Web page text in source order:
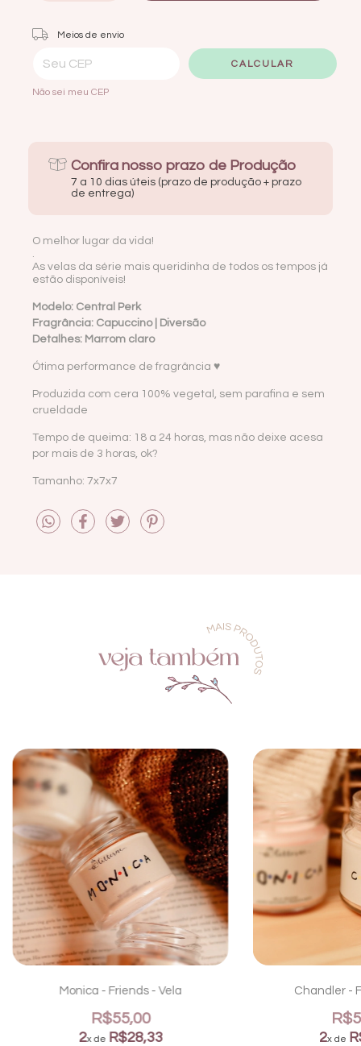
Entregas para o CEP:
Meios de envio
CALCULAR
Não sei meu CEP
Confira nosso prazo de Produção
7 a 10 dias úteis (prazo de produção + prazo
de entrega)
O melhor lugar da vida!
.
As velas da série mais queridinha de todos os tempos já
estão disponíveis!
Modelo: Central Perk
Fragrância: Capuccino | Diversão
Detalhes: Marrom claro
Ótima performance de fragrância ♥
Produzida com cera 100% vegetal, sem parafina e sem
crueldade
Tempo de queima: 18 a 24 horas, mas não deixe acesa
por mais de 3 horas, ok?
Tamanho: 7x7x7
Monica - Friends - Vela
R$55,00
2x de R$28,33
Chandler -
2x de